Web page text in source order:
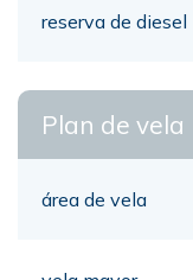
reserva de diesel
Plan de vela
área de vela